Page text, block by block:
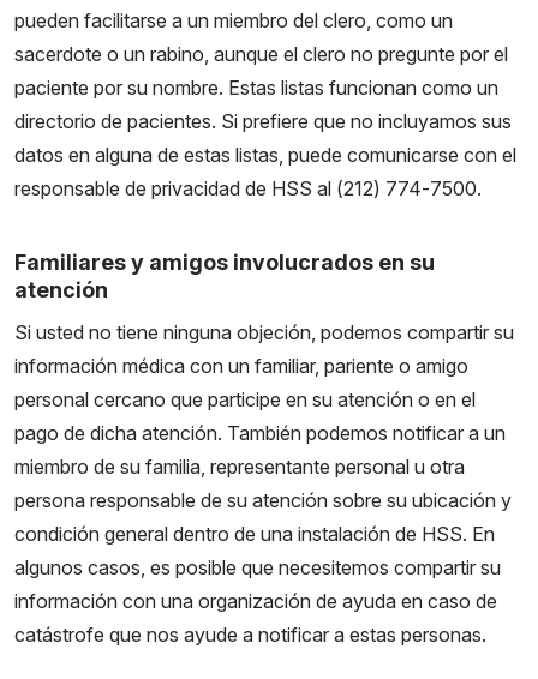
pueden facilitarse a un miembro del clero, como un
sacerdote o un rabino, aunque el clero no pregunte por el
paciente por su nombre. Estas listas funcionan como un
directorio de pacientes. Si prefiere que no incluyamos sus
datos en alguna de estas listas, puede comunicarse con el
responsable de privacidad de HSS al (212) 774-7500.
Familiares y amigos involucrados en su
atención
Si usted no tiene ninguna objeción, podemos compartir su
información médica con un familiar, pariente o amigo
personal cercano que participe en su atención o en el
pago de dicha atención. También podemos notificar a un
miembro de su familia, representante personal u otra
persona responsable de su atención sobre su ubicación y
condición general dentro de una instalación de HSS. En
algunos casos, es posible que necesitemos compartir su
información con una organización de ayuda en caso de
catástrofe que nos ayude a notificar a estas personas.